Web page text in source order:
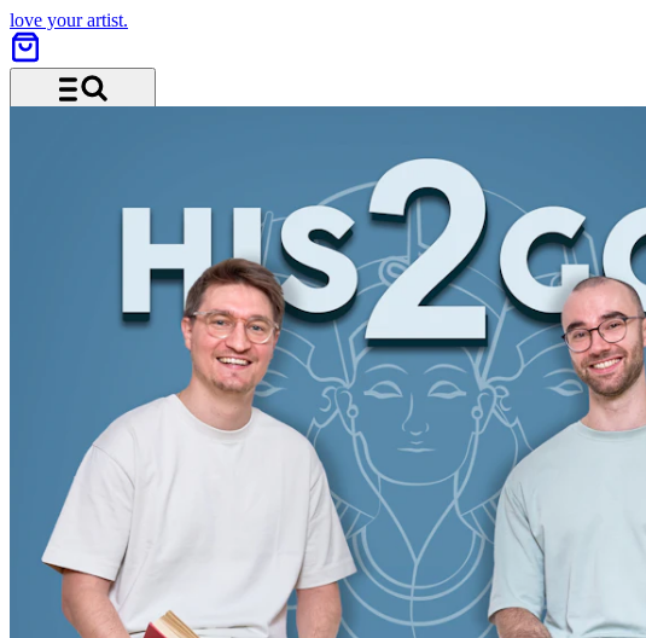
love your artist.